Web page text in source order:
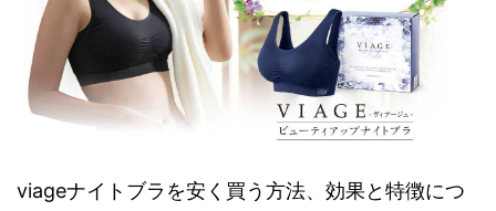
viageナイトブラを安く買う方法、効果と特徴につ